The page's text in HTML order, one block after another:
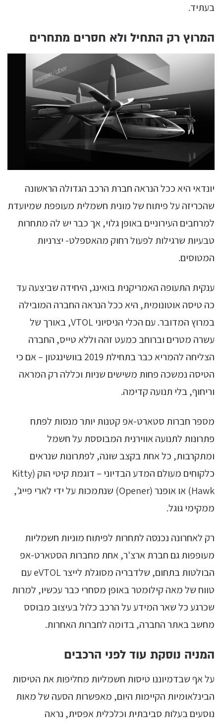
בעתיד.
המרוץ רק התחיל ולא חסרים מתחרים
יונדאי היא ככל הנראה חברת הרכב הגדולה הראשונה
שהכריזה על פיתוח של מונית חשמלית מעופפת שמיועדת
למרחבים העירוניים באופן גלוי, אך כבר יש לה מתחרות
טבעיות שרגילות לפעול רחוק מהאספלט- יצרניות
המטוסים.
ענקית התעופה האמריקנית בואינג, היחידה שביצעה עד
כה טיסה אוטונומית, היא ככל הנראה החברה המובילה
במרוץ המדובר. עם הכלי הניסיוני VTOL, באורך של
עשרה מטרים וברוחב כמעט זהה וללא טייס, החברה
הצליחה להמריא כבר בתחילת 2019 בוושינגטון – אם כי
הטיסה נמשכה פחות משישים שניות וכללה רק המראה
וריחוף, בלי תנועה קדימה.
מספר חברות סטארט-אפ קטנות יותר מנסות לפתח
פתרונות לתנועה אווירנית המבוססת על חשמל
ומתקרבות, כל אחת בקצב שונה, לפתרונות שנראים
כלקוחים מעולם המדע הבדיוני – דוגמת קיטי הוק (Kitty
Hawk) או אופנר (Opener) שנתמכות על ידי לארי פייג',
ממקימי גוגל.
רק לאחרונה נכנסה לתחרות לפיתוח מוניות חשמליות
מעופפות גם חברת ארצ'ר, אחת מחברות הסטארט-אפ
הבולטות בתחום, שלדבריה מסוגלת לייצר eVTOL עם
טווח של מאה קילומטר באופן מסחרי כבר עכשיו, למרות
שכרגע כל שאר המידע על הרכב כלול בעיצוב מבוסס
מחשב באתר החברה, בדומה לחברות האחרות.
המניה נוסקת עוד לפני הרכבים
על אף שבדמיוננו טיסות חשמליות מחליפות את הטיסות
הבינלאומיות הקיימות היום, מאפשרות הסעה של מאות
נוסעים בעלות סביבתית וכלכלית אפסית, נראה